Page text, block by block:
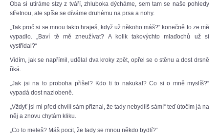
Oba si utíráme slzy z tváří, zhluboka dýcháme, sem tam se naše pohledy
střetnou, ale spíše se díváme druhému na prsa a nohy.
„Tak proč si se mnou takto hraješ, když už někoho máš?“ konečně to ze mě
vypadlo. „Baví tě mě zneužívat? A kolik takovýchto mlaďochů už si
vystřídal?“
Vidím, jak se napřímil, udělal dva kroky zpět, opřel se o stěnu a dost drsně
říká:
„Jak jsi na to proboha přišel? Kdo ti to nakukal? Co si o mně myslíš?“
vypadá dost nazlobeně.
„Vždyť jsi mi před chvílí sám přiznal, že tady nebydlíš sám!“ teď útočím já na
něj a znovu chytám kliku.
„Co to meleš? Máš pocit, že tady se mnou někdo bydlí?“